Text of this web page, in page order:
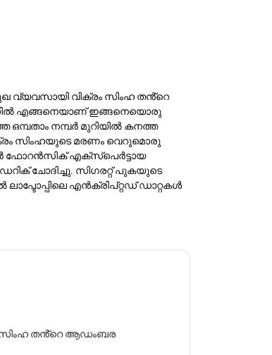
വ്യവസായി വിക്രം സിംഹ തൻ്റെ
എങ്ങനെയാണ് ഇങ്ങനെയൊരു
നമ്പർ മുറിയിൽ കനത്ത
സിംഹയുടെ മരണം വെറുമൊരു
ഫോറൻസിക് എക്സ്പെർട്ടായ
ചോദിച്ചു. സിഗരറ്റ് പുകയുടെ
ലാപ്ടോപ്പിലെ എൻക്രിപ്റ്റഡ് ഡാറ്റകൾ
സിംഹ തൻ്റെ ആഡംബര